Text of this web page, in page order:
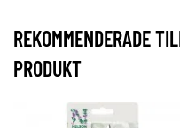
REKOMMENDERADE
PRODUKT